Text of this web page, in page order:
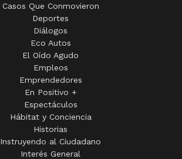
Casos Que Conmovieron
Deportes
Diálogos
Eco Autos
El Oído Agudo
Empleos
Emprendedores
En Positivo +
Espectáculos
Hábitat y Conciencia
Historias
Instruyendo al Ciudadano
Interés General